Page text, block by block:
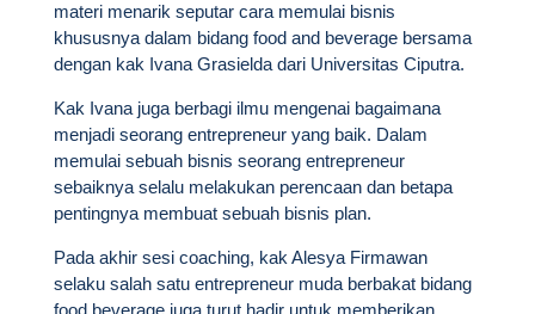
materi menarik seputar cara memulai bisnis
khususnya dalam bidang food and beverage bersama
dengan kak Ivana Grasielda dari Universitas Ciputra.
Kak Ivana juga berbagi ilmu mengenai bagaimana
menjadi seorang entrepreneur yang baik. Dalam
memulai sebuah bisnis seorang entrepreneur
sebaiknya selalu melakukan perencaan dan betapa
pentingnya membuat sebuah bisnis plan.
Pada akhir sesi coaching, kak Alesya Firmawan
selaku salah satu entrepreneur muda berbakat bidang